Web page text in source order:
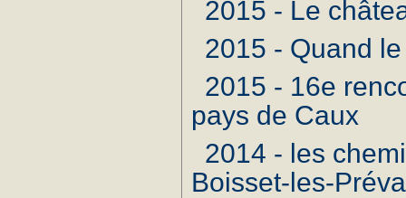
2015 - Le
2015 - Quand
2015 - 16e
pays de Caux
2014 - les
Boisset-les-